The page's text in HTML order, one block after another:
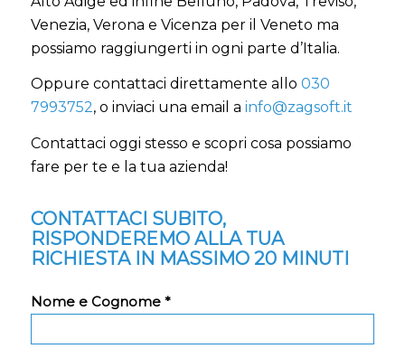
Venezia, Verona e Vicenza per il Veneto ma
possiamo raggiungerti in ogni parte d’Italia.
Oppure contattaci direttamente allo 030
7993752, o inviaci una email a info@zagsoft.it
Contattaci oggi stesso e scopri cosa possiamo
fare per te e la tua azienda!
CONTATTACI SUBITO,
RISPONDEREMO ALLA TUA
RICHIESTA IN MASSIMO 20 MINUTI
Nome e Cognome *